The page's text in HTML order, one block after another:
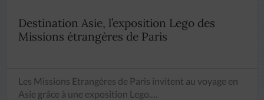
Destination Asie, l’exposition Lego des
Missions étrangères de Paris
Les Missions Etrangères de Paris invitent au voyage en
Asie grâce à une exposition Lego.…